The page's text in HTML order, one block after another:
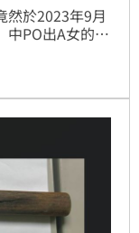
然於2023年9月
中PO出A女的性
後，判決施